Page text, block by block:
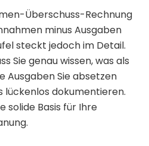
Überschuss-Rechnung
minus Ausgaben
steckt jedoch im Detail.
Sie genau wissen, was als
Ausgaben Sie absetzen
lückenlos dokumentieren.
solide Basis für Ihre